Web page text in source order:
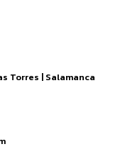
Torres | Salamanca